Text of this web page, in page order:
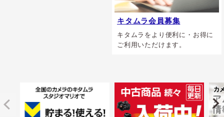
キタムラ会員募集
キタムラをより便利に・お得に
ご利用いただけます。